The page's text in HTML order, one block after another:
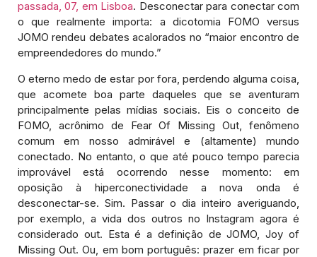
passada, 07, em Lisboa. Desconectar para conectar com
o que realmente importa: a dicotomia FOMO versus
JOMO rendeu debates acalorados no “maior encontro de
empreendedores do mundo.”
O eterno medo de estar por fora, perdendo alguma coisa,
que acomete boa parte daqueles que se aventuram
principalmente pelas mídias sociais. Eis o conceito de
FOMO, acrônimo de Fear Of Missing Out, fenômeno
comum em nosso admirável e (altamente) mundo
conectado. No entanto, o que até pouco tempo parecia
improvável está ocorrendo nesse momento: em
oposição à hiperconectividade a nova onda é
desconectar-se. Sim. Passar o dia inteiro averiguando,
por exemplo, a vida dos outros no Instagram agora é
considerado out. Esta é a definição de JOMO, Joy of
Missing Out. Ou, em bom português: prazer em ficar por